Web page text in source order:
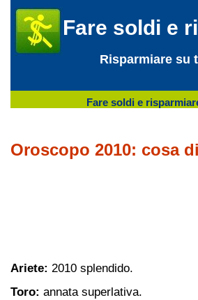
Fare soldi e
Risparmiare su
Fare soldi e
Oroscopo 2010: cosa
Ariete: 2010 splendido.
Toro: annata superlativa.